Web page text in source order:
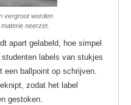
vergroot worden
neerzet.
apart gelabeld, hoe simpel
labels van stukjes
een ballpoint op schrijven.
zodat het label
gestoken.